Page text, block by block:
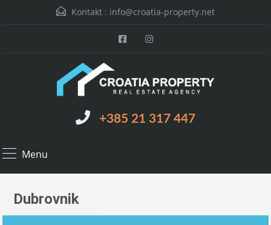
Kontakt : info@croatia-property.net
+385 21 317 447
Menu
Dubrovnik